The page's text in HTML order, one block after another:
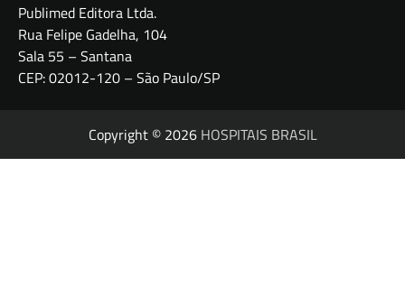
Publimed Editora Ltda.
Rua Felipe Gadelha, 104
Sala 55 – Santana
CEP: 02012-120 – São Paulo/SP
Copyright © 2026 HOSPITAIS BRASIL